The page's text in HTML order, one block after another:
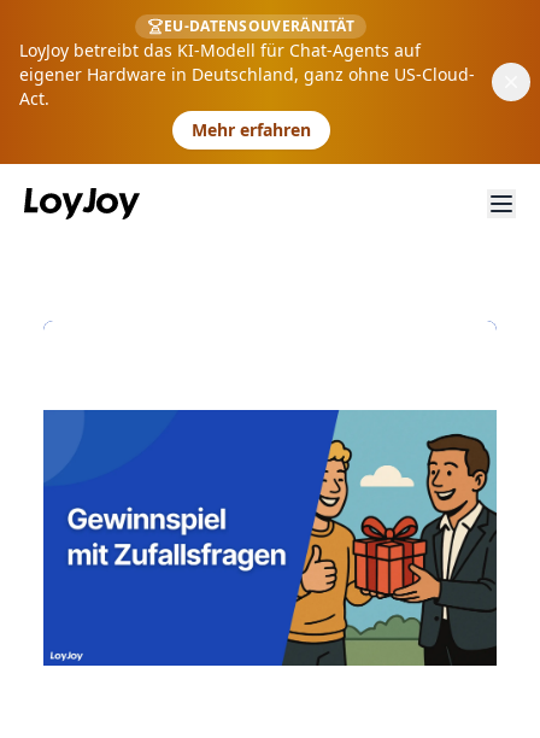
EU-DATENSOUVERÄNITÄT
LoyJoy betreibt das KI-Modell für Chat-Agents auf
eigener Hardware in Deutschland, ganz ohne US-Cloud-
Act.
Mehr erfahren